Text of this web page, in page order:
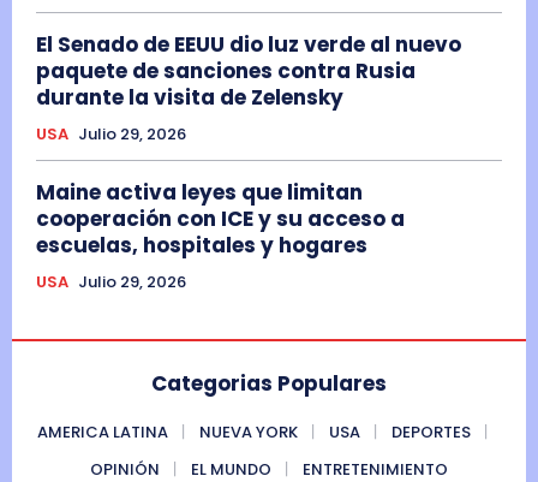
El Senado de EEUU dio luz verde al nuevo
paquete de sanciones contra Rusia
durante la visita de Zelensky
USA Julio 29, 2026
Maine activa leyes que limitan
cooperación con ICE y su acceso a
escuelas, hospitales y hogares
USA Julio 29, 2026
Categorias Populares
AMERICA LATINA NUEVA YORK USA
DEPORTES
OPINIÓN
EL MUNDO ENTRETENIMIENTO